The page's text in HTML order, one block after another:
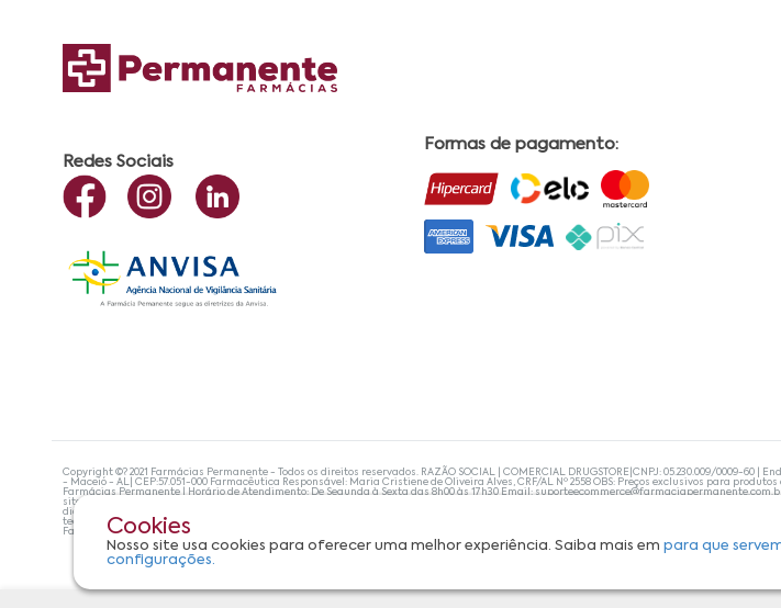
Cookies
Nosso site usa cookies para oferecer uma melhor experiência. Saiba mais empara que
configurações.
Redes Sociais
Formas de pagamento:
Copyright ©? 2021 Farmácias Permanente - Todos os direitos reservados. RAZÃO SOCIAL | COMERCIAL DRUGSTORE|CNPJ: 05.230.009/0009-60 |
- Maceió - AL| CEP:57.051-000 Farmacêutica Responsável: Maria Cristiene de Oliveira Alves, CRF/AL Nº 2558 OBS: Preços exclusivos para
Farmácias Permanente | Horário de Atendimento: De Segunda à Sexta das 8h00 às 17h30 Email:
site não devem ser utilizadas para automedicação e, de forma alguma, substituem as orientações de um profissional da área médica. Apenas o
diagnosticar problemas de saúde e prescrever o tratamento adequado. Se os sintomas persistirem, um médico deve ser consultado. A Farmácia
tecnologias mais avançadas de proteção de dados, para que você possa realizar suas compras com tranquilidade. A privacidade e a segurança
Farmácias Permanente. Todos os pedidos efetuados estão sujeitos à confirmação da disponibilidade de produto em nosso estoque.